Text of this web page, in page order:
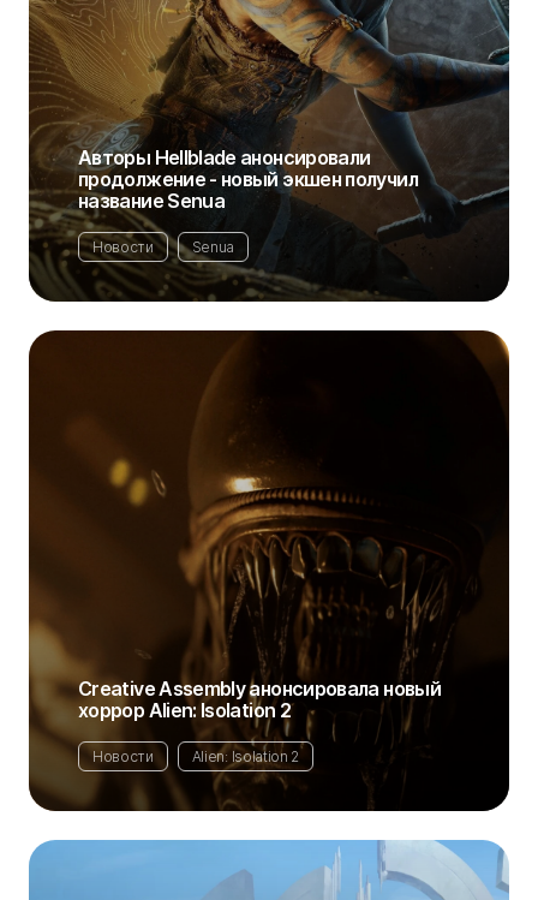
Авторы Hellblade анонсировали
продолжение - новый экшен получил
название Senua
Новости Senua
Creative Assembly анонсировала новый
хоррор Alien: Isolation 2
Новости Alien: Isolation 2